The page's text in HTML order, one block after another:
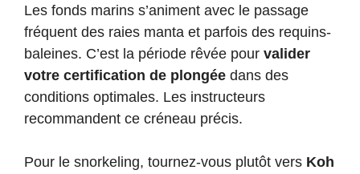
Les fonds marins s’animent avec le passage
fréquent des raies manta et parfois des requins-
baleines. C’est la période rêvée pour valider
votre certification de plongée dans des
conditions optimales. Les instructeurs
recommandent ce créneau précis.
Pour le snorkeling, tournez-vous plutôt vers Koh